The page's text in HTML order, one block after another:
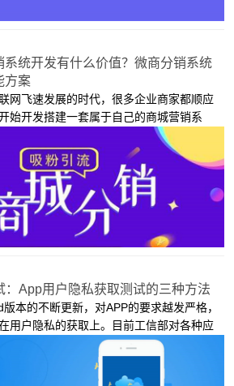
系统开发有什么价值？微商分销系统
方案
网飞速发展的时代，很多企业商家都顺应
始开发搭建一套属于自己的商城营销系
助企业商家开发打造商城商品管理系统，
能，助力企业商家实现更好的产品营销。
艾艺软件开发公司来为大家介绍一下微商
发的价值和功能解决方案。
：App用户隐私获取测试的三种方法
本的不断更新，对APP的要求越发严格，
用户隐私的获取上。目前工信部对各种应
严格，用户未同意隐私调用时，严禁APP
私信息。本文，上海艾艺app开发公司根
验，给大家介绍一下隐私获取问题测试中